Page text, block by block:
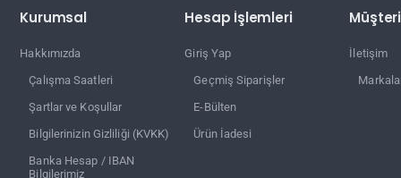
Kurumsal
Hakkımızda
Çalışma Saatleri
Şartlar ve Koşullar
Bilgilerinizin Gizliliği (KVKK)
Banka Hesap / IBAN
Bilgilerimiz
Hesap İşlemleri
Giriş Yap
Geçmiş Siparişler
E-Bülten
Ürün İadesi
İletişim